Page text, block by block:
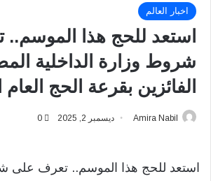
اخبار العالم
استعد للحج هذا
شروط وزارة الداخلية
الفائزين بقرعة الحج العام
Amira Nabil ديسمبر 2, 2025 0
استعد للحج هذا الموسم.. تعرف على